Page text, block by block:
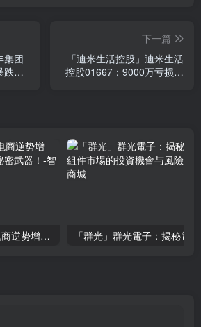
集团
跌
下一篇
「迪米生活控股」迪米生活
控股01667：9000万亏损背
「南极电商」南极电商逆势增长，股价飙升背后的秘密武器！